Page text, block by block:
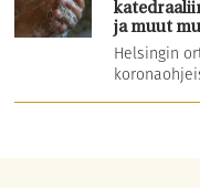
Yhteystiedotja muut
Helsingin